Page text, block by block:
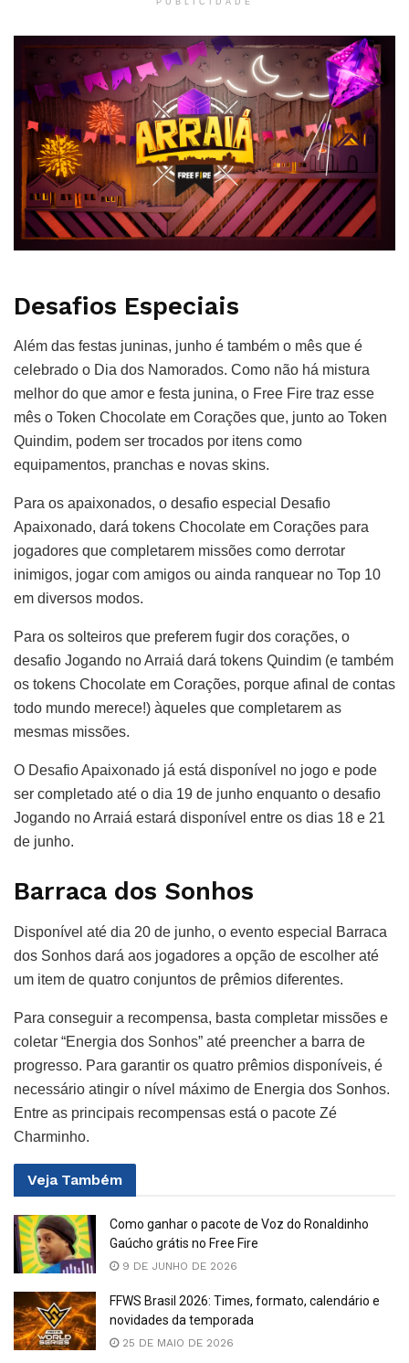
PUBLICIDADE
Desafios Especiais
Além das festas juninas, junho é também o mês que é
celebrado o Dia dos Namorados. Como não há mistura
melhor do que amor e festa junina, o Free Fire traz esse
mês o Token Chocolate em Corações que, junto ao Token
Quindim, podem ser trocados por itens como
equipamentos, pranchas e novas skins.
Para os apaixonados, o desafio especial Desafio
Apaixonado, dará tokens Chocolate em Corações para
jogadores que completarem missões como derrotar
inimigos, jogar com amigos ou ainda ranquear no Top 10
em diversos modos.
Para os solteiros que preferem fugir dos corações, o
desafio Jogando no Arraiá dará tokens Quindim (e também
os tokens Chocolate em Corações, porque afinal de contas
todo mundo merece!) àqueles que completarem as
mesmas missões.
O Desafio Apaixonado já está disponível no jogo e pode
ser completado até o dia 19 de junho enquanto o desafio
Jogando no Arraiá estará disponível entre os dias 18 e 21
de junho.
Barraca dos Sonhos
Disponível até dia 20 de junho, o evento especial Barraca
dos Sonhos dará aos jogadores a opção de escolher até
um item de quatro conjuntos de prêmios diferentes.
Para conseguir a recompensa, basta completar missões e
coletar “Energia dos Sonhos” até preencher a barra de
progresso. Para garantir os quatro prêmios disponíveis, é
necessário atingir o nível máximo de Energia dos Sonhos.
Entre as principais recompensas está o pacote Zé
Charminho.
Veja Também
Como ganhar o pacote de Voz do Ronaldinho
Gaúcho grátis no Free Fire
9 DE JUNHO DE 2026
FFWS Brasil 2026: Times, formato, calendário e
novidades da temporada
25 DE MAIO DE 2026